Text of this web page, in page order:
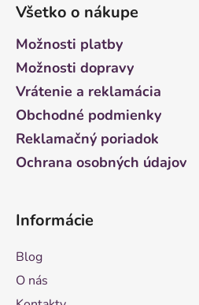
Všetko o nákupe
Možnosti platby
Možnosti dopravy
Vrátenie a reklamácia
Obchodné podmienky
Reklamačný poriadok
Ochrana osobných údajov
Informácie
Blog
O nás